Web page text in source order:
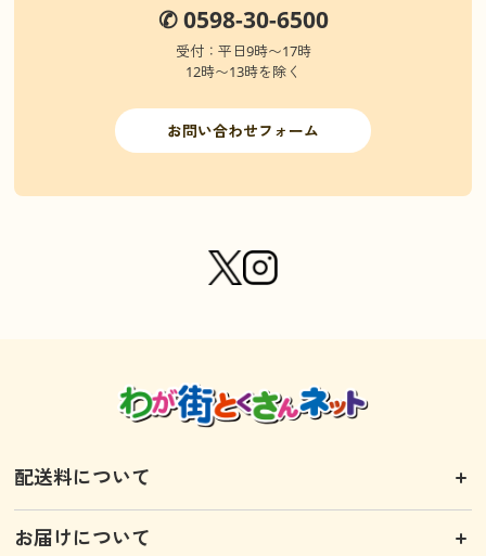
✆ 0598-30-6500
受付：平日9時〜17時
12時〜13時を除く
お問い合わせフォーム
配送料について
お届けについて